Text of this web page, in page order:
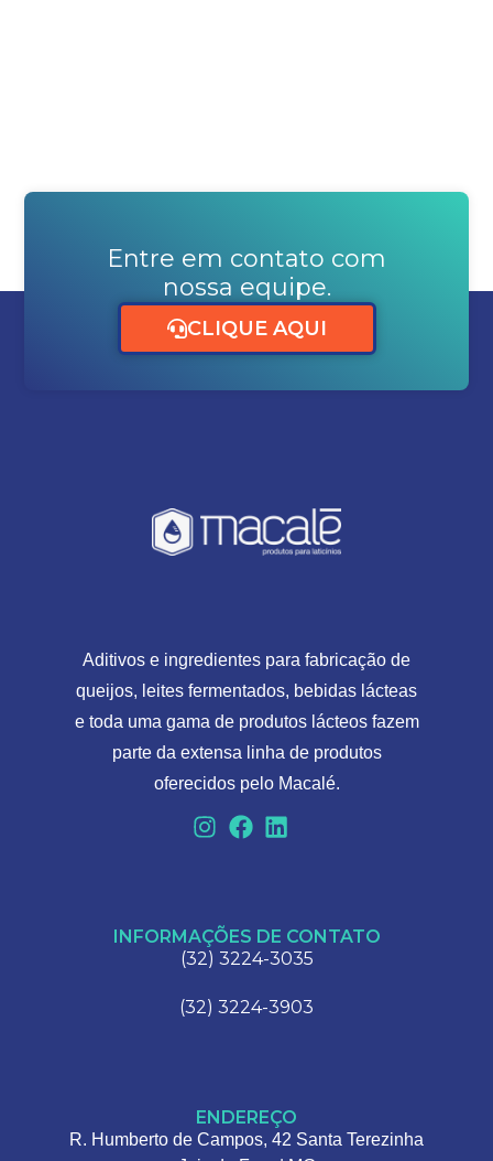
Entre em contato com
nossa equipe.
CLIQUE AQUI
Aditivos e ingredientes para fabricação de
queijos, leites fermentados, bebidas lácteas
e toda uma gama de produtos lácteos fazem
parte da extensa linha de produtos
oferecidos pelo Macalé.
INFORMAÇÕES DE CONTATO
(32) 3224-3035
(32) 3224-3903
ENDEREÇO
R. Humberto de Campos, 42 Santa Terezinha